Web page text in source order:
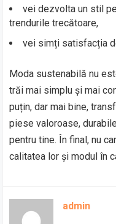
vei dezvolta un stil
trendurile trecătoare,
vei simți satisfacția
Moda sustenabilă nu
trăi mai simplu și mai
puțin, dar mai bine,
piese valoroase,
pentru tine. În final, nu
calitatea lor și modul în
admin